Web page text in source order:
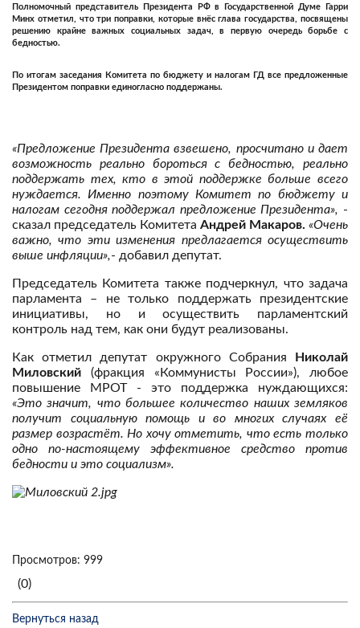
Полномочный представитель Президента РФ в Государственной Думе
Гарри
Минх отметил, что три поправки, которые внёс глава государства, посвящены
решению крайне важных социальных задач, в первую очередь борьбе с
бедностью.
По итогам заседания Комитета по бюджету и налогам ГД все предложенные
Президентом поправки единогласно поддержаны.
«Предложение Президента взвешено, просчитано и дает
возможность реально бороться с бедностью, реально
поддержать тех, кто в этой поддержке больше всего
нуждается. Именно поэтому Комитет по бюджету и
налогам сегодня поддержал предложение Президента», -
сказал председатель Комитета Андрей Макаров. «Очень
важно, что эти изменения предлагается осуществить
выше инфляции»,- добавил депутат.
Председатель Комитета также подчеркнул, что задача
парламента – не только поддержать президентские
инициативы, но и осуществить парламентский
контроль над тем, как они будут реализованы.
Как отметил депутат окружного Собрания
Николай
Миловский (фракция «Коммунисты России»), любое
повышение МРОТ - это поддержка нуждающихся:
«Это значит, что большее количество наших земляков
получит социальную помощь и во многих случаях её
размер возрастёт. Но хочу отметить, что есть только
одно по-настоящему эффективное средство против
бедности и это социализм».
Просмотров: 999
(0)
Вернуться назад